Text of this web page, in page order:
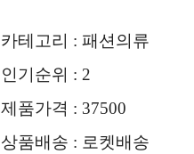
카테고리 : 패션의류
인기순위 : 2
제품가격 : 37500
상품배송 : 로켓배송